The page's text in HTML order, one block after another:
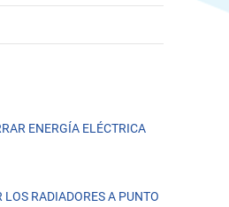
ENERGÍA ELÉCTRICA
RADIADORES A PUNTO